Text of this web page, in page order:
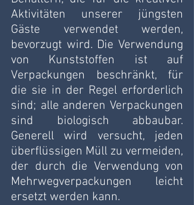
Aktivitäten unserer jüngsten
Gäste verwendet werden,
bevorzugt wird. Die Verwendung
von Kunststoffen ist auf
Verpackungen beschränkt, für
die sie in der Regel erforderlich
sind; alle anderen Verpackungen
sind biologisch abbaubar.
Generell wird versucht, jeden
überflüssigen Müll zu vermeiden,
der durch die Verwendung von
Mehrwegverpackungen leicht
ersetzt werden kann.